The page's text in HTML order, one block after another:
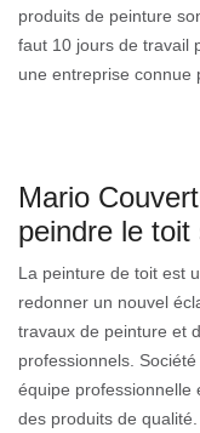
produits de peinture
faut 10 jours de travail
une entreprise connue
Mario
peindre le
La peinture de toit est
redonner un nouvel
travaux de peinture et
professionnels.
équipe professionnelle
des produits de